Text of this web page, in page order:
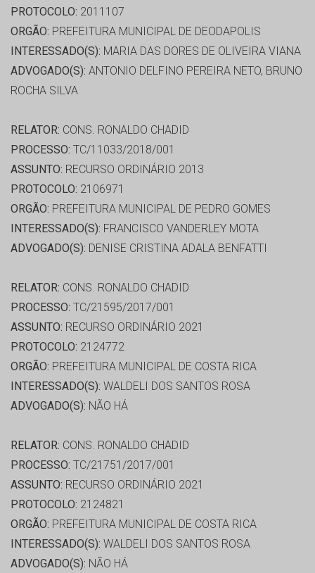
PROTOCOLO: 2011107
ORGÃO: PREFEITURA MUNICIPAL DE DEODAPOLIS
INTERESSADO(S): MARIA DAS DORES DE OLIVEIRA VIANA
ADVOGADO(S): ANTONIO DELFINO PEREIRA NETO, BRUNO
ROCHA SILVA
RELATOR: CONS. RONALDO CHADID
PROCESSO: TC/11033/2018/001
ASSUNTO: RECURSO ORDINÁRIO 2013
PROTOCOLO: 2106971
ORGÃO: PREFEITURA MUNICIPAL DE PEDRO GOMES
INTERESSADO(S): FRANCISCO VANDERLEY MOTA
ADVOGADO(S): DENISE CRISTINA ADALA BENFATTI
RELATOR: CONS. RONALDO CHADID
PROCESSO: TC/21595/2017/001
ASSUNTO: RECURSO ORDINÁRIO 2021
PROTOCOLO: 2124772
ORGÃO: PREFEITURA MUNICIPAL DE COSTA RICA
INTERESSADO(S): WALDELI DOS SANTOS ROSA
ADVOGADO(S): NÃO HÁ
RELATOR: CONS. RONALDO CHADID
PROCESSO: TC/21751/2017/001
ASSUNTO: RECURSO ORDINÁRIO 2021
PROTOCOLO: 2124821
ORGÃO: PREFEITURA MUNICIPAL DE COSTA RICA
INTERESSADO(S): WALDELI DOS SANTOS ROSA
ADVOGADO(S): NÃO HÁ